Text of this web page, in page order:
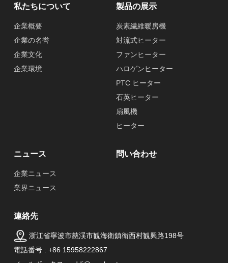
私たちについて
企業概要
企業の名誉
企業文化
企業環境
製品の展示
炭素繊維暖房機
対流式ヒーター
ファンヒーター
ハロゲンヒーター
PTC ヒーター
石英ヒーター
扇風機
ヒーター
ニュース
企業ニュース
業界ニュース
問い合わせ
連絡先
浙江省寧波市慈渓市観海衛鎮衛西村観興路198号
電話番号 : +86 15958222867